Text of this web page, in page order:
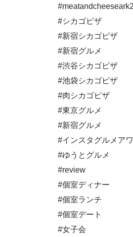
#シカゴピザ
#新宿シカゴピザ
#新宿グルメ
#渋谷シカゴピザ
#池袋シカゴピザ
#肉シカゴピザ
#東京グルメ
#新宿グルメ
#インスタグルメア
#ゆうとグルメ
#review
#個室ディナー
#個室ランチ
#個室デート
#女子会